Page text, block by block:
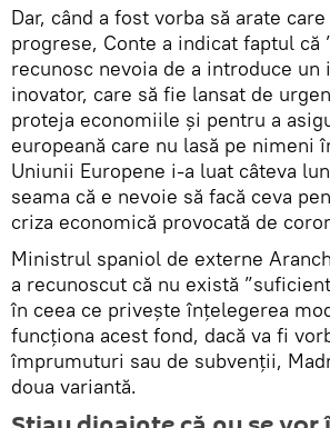
Dar, când a fost vorba să arate
progrese, Conte a indicat faptul că
recunosc nevoia de a introduce
inovator, care să fie lansat de
proteja economiile şi pentru a
europeană care nu lasă pe nimeni
Uniunii Europene i-a luat câteva
seama că e nevoie să facă ceva
criza economică provocată de
Ministrul spaniol de externe
a recunoscut că nu există
în ceea ce priveşte înţelegerea
funcţiona acest fond, dacă va fi
împrumuturi sau de subvenţii,
doua variantă.